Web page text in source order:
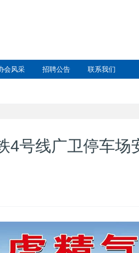
会风采 招聘公告 联系我们
4号线广卫停车场